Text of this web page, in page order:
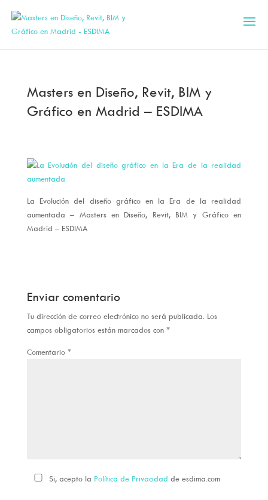
Masters en Diseño, Revit, BIM y
Gráfico en Madrid – ESDIMA
La Evolución del diseño gráfico en la Era de la realidad
aumentada – Masters en Diseño, Revit, BIM y Gráfico en
Madrid – ESDIMA
Enviar comentario
Tu dirección de correo electrónico no será publicada. Los
campos obligatorios están marcados con *
Comentario *
Si, acepto la Política de Privacidad de esdima.com